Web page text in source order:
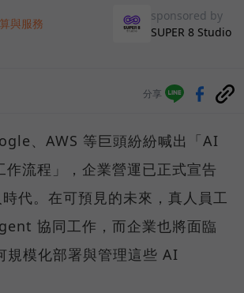
與服務
sponsored by
SUPER 8 Studio
分享
、AWS 等巨頭紛紛喊出「AI
流程」，企業營運已正式宣告
代。在可預見的未來，真人員工
協同工作，而企業也將面臨
模化部署與管理這些 AI